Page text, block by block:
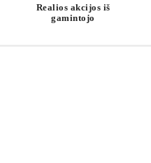
Realios akcijos iš
gamintojo